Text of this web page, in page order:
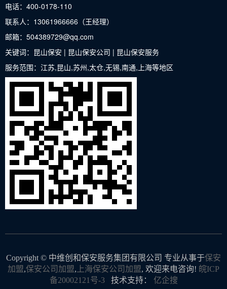
电话：400-0178-110
联系人：13061966666（王经理）
邮箱：504389729@qq.com
关键词：昆山保安 | 昆山保安公司 | 昆山保安服务
服务范围：江苏,昆山,苏州,太仓,无锡,南通,上海等地区
Copyright © 中维创和保安服务集团有限公司 专业从事于保安
加盟,保安公司加盟, 上海保安公司加盟, 欢迎来电咨询! 皖ICP
备20002121号-3技术支持： 亿企搜